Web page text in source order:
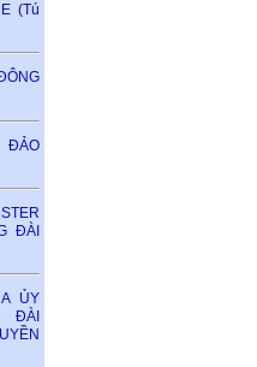
(Tú
ĐẢO
ĐÀI
ỦY
ĐÀI